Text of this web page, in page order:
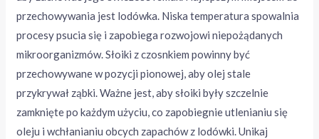
przechowywania jest lodówka. Niska temperatura spowalnia
procesy psucia się i zapobiega rozwojowi niepożądanych
mikroorganizmów. Słoiki z czosnkiem powinny być
przechowywane w pozycji pionowej, aby olej stale
przykrywał ząbki. Ważne jest, aby słoiki były szczelnie
zamknięte po każdym użyciu, co zapobiegnie utlenianiu się
oleju i wchłanianiu obcych zapachów z lodówki. Unikaj